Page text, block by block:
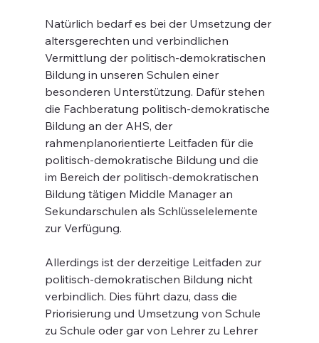
Natürlich bedarf es bei der Umsetzung der
altersgerechten und verbindlichen
Vermittlung der politisch-demokratischen
Bildung in unseren Schulen einer
besonderen Unterstützung. Dafür stehen
die Fachberatung politisch-demokratische
Bildung an der AHS, der
rahmenplanorientierte Leitfaden für die
politisch-demokratische Bildung und die
im Bereich der politisch-demokratischen
Bildung tätigen Middle Manager an
Sekundarschulen als Schlüsselelemente
zur Verfügung.
Allerdings ist der derzeitige Leitfaden zur
politisch-demokratischen Bildung nicht
verbindlich. Dies führt dazu, dass die
Priorisierung und Umsetzung von Schule
zu Schule oder gar von Lehrer zu Lehrer